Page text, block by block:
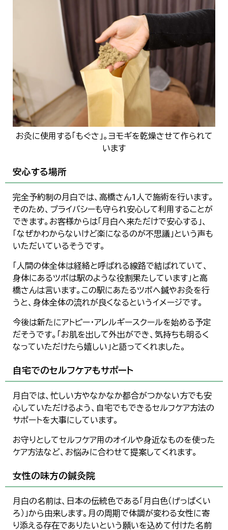
お灸に使用する「もぐさ」。ヨモギを乾燥させて作られて
います
安心する場所
完全予約制の月白では、高橋さん1人で施術を行います。
そのため、プライバシーも守られ安心して利用することが
できます。お客様からは「月白へ来ただけで安心する」、
「なぜかわからないけど楽になるのが不思議」という声も
いただいているそうです。
「人間の体全体は経絡と呼ばれる線路で結ばれていて、
身体にあるツボは駅のような役割果たしています」と高
橋さんは言います。この駅にあたるツボへ鍼やお灸を行
うと、身体全体の流れが良くなるというイメージです。
今後は新たにアトピー・アレルギースクールを始める予定
だそうです。「お肌を出して外出ができ、気持ちも明るく
なっていただけたら嬉しい」と語ってくれました。
自宅でのセルフケアもサポート
月白では、忙しい方やなかなか都合がつかない方でも安
心していただけるよう、自宅でもできるセルフケア方法の
サポートを大事にしています。
お守りとしてセルフケア用のオイルや身近なものを使った
ケア方法など、お悩みに合わせて提案してくれます。
女性の味方の鍼灸院
月白の名前は、日本の伝統色である「月白色（げっぱくい
ろ）」から由来します。月の周期で体調が変わる女性に寄
り添える存在でありたいという願いを込めて付けた名前